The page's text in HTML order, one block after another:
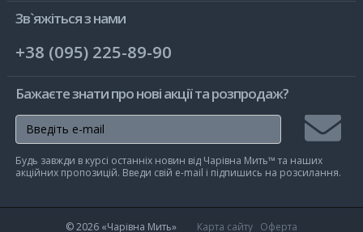
Зв`яжіться з нами
+38 (095) 225-89-90
Бажаєте знати про нові акції та розпродаж?
на
Будь завжди в курсі останніх новин від Чарівна Мить™ та наших
акційних пропозицій. Введи свій e-mail і підпишись на розсилання.
© 2026 «Чарівна Мить» Карта сайту Оферта